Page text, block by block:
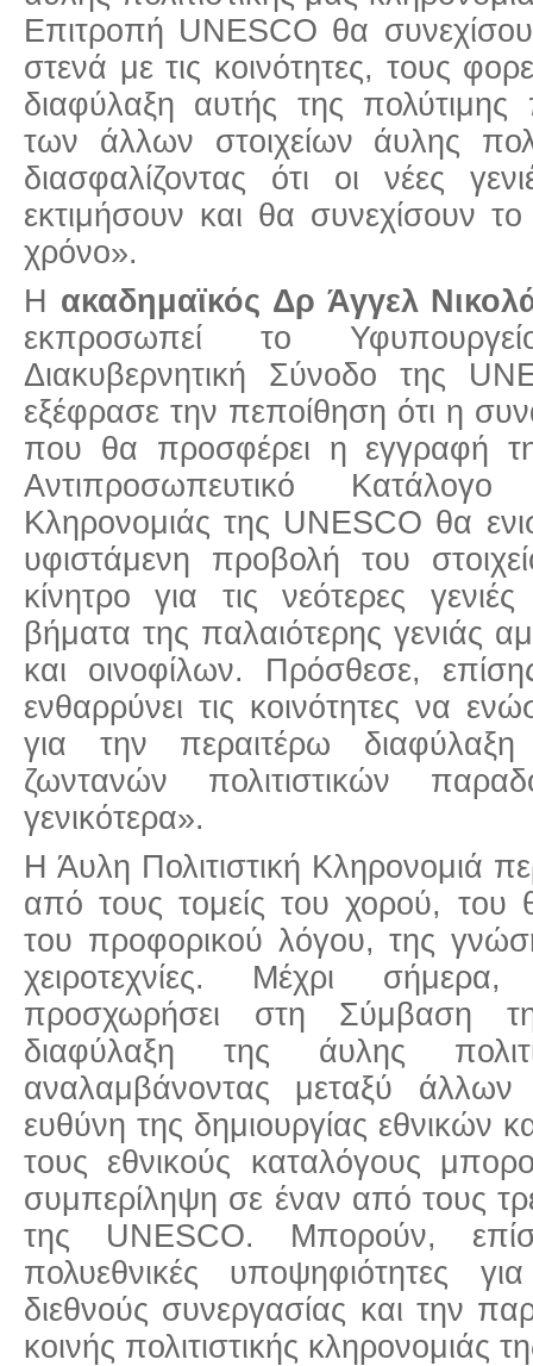
Επιτροπή UNESCO θα
στενά με τις κοινότητες, τους
διαφύλαξη αυτής της
των άλλων στοιχείων άυλης
διασφαλίζοντας ότι οι νέες
εκτιμήσουν και θα συνεχίσουν
χρόνο».
Η ακαδημαϊκός Δρ Άγγελ
εκπροσωπεί το
Διακυβερνητική Σύνοδο της
εξέφρασε την πεποίθηση ότι η
που θα προσφέρει η εγγραφή
Αντιπροσωπευτικό Κατάλογο
Κληρονομιάς της UNESCO θα
υφιστάμενη προβολή του
κίνητρο για τις νεότερες
βήματα της παλαιότερης γενιάς
και οινοφίλων. Πρόσθεσε,
ενθαρρύνει τις κοινότητες να
για την περαιτέρω
ζωντανών πολιτιστικών
γενικότερα».
Η Άυλη Πολιτιστική Κληρονομιά
από τους τομείς του χορού, του
του προφορικού λόγου, της
χειροτεχνίες. Μέχρι
προσχωρήσει στη Σύμβαση
διαφύλαξη της άυλης
αναλαμβάνοντας μεταξύ
ευθύνη της δημιουργίας εθνικών
τους εθνικούς καταλόγους
συμπερίληψη σε έναν από τους
της UNESCO. Μπορούν,
πολυεθνικές υποψηφιότητες
διεθνούς συνεργασίας και την
κοινής πολιτιστικής κληρονομιάς